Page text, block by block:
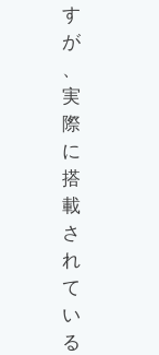
す
が
、
実
際
に
搭
載
さ
れ
て
い
る